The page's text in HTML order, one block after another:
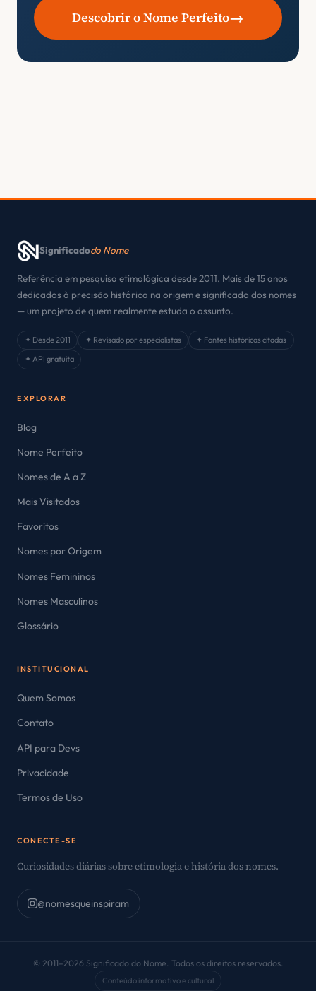
Descobrir o Nome Perfeito→
Significadodo Nome
Referência em pesquisa etimológica desde 2011. Mais de 15 anos
dedicados à precisão histórica na origem e significado dos nomes
— um projeto de quem realmente estuda o assunto.
✦ Desde 2011 ✦ Revisado por especialistas
✦ Fontes históricas citadas
✦ API gratuita
EXPLORAR
Blog
Nome Perfeito
Nomes de A a Z
Mais Visitados
Favoritos
Nomes por Origem
Nomes Femininos
Nomes Masculinos
Glossário
INSTITUCIONAL
Quem Somos
Contato
API para Devs
Privacidade
Termos de Uso
CONECTE-SE
Curiosidades diárias sobre etimologia e história dos nomes.
@nomesqueinspiram
© 2011–2026 Significado do Nome. Todos os direitos reservados.
Conteúdo informativo e cultural